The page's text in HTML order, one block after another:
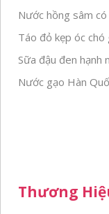
Nước hồng sâm
Táo đỏ kẹp óc chó
Sữa đậu đen hạnh
Nước gạo Hàn
Thương